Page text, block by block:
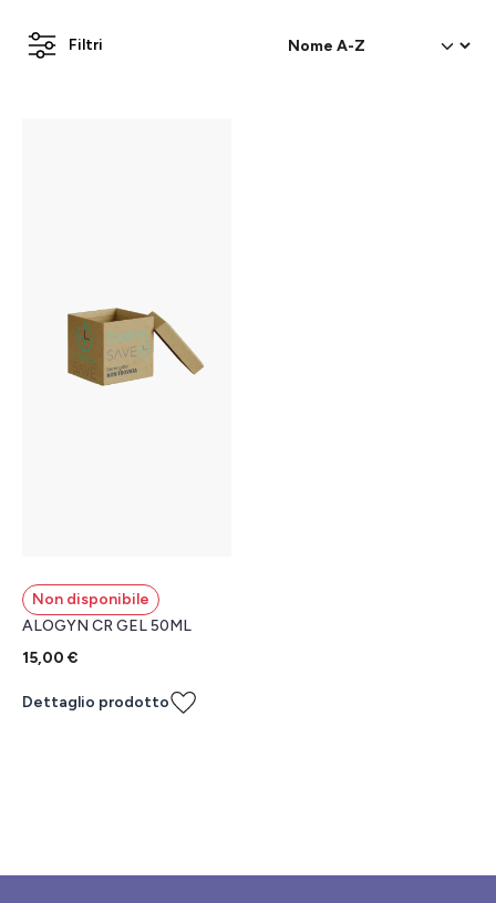
Filtri
Non disponibile
ALOGYN CR GEL 50ML
15,00 €
Dettaglio prodotto